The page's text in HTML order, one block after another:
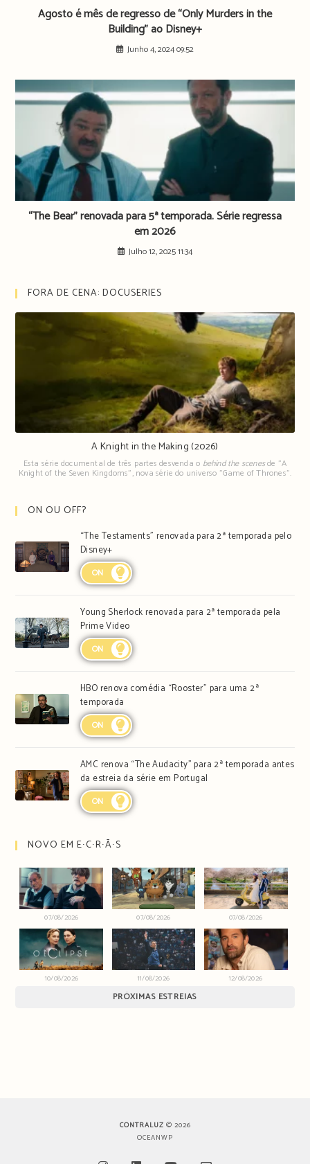
Agosto é mês de regresso de “Only Murders in the
Building” ao Disney+
Junho 4, 2024 09:52
“The Bear” renovada para 5ª temporada. Série regressa
em 2026
Julho 12, 2025 11:34
FORA DE CENA: DOCUSERIES
A Knight in the Making (2026)
Esta série documental de três partes desvenda o behind the scenesde "A
Knight of the Seven Kingdoms", nova série do universo "Game of Thrones".
ON OU OFF?
“The Testaments” renovada para 2ª temporada pelo
Disney+
ON
Young Sherlock renovada para 2ª temporada pela
Prime Video
ON
HBO renova comédia “Rooster” para uma 2ª
temporada
ON
AMC renova “The Audacity” para 2ª temporada antes
da estreia da série em Portugal
ON
NOVO EM E∙C∙R∙Ã∙S
07/08/2026 07/08/2026 07/08/2026
10/08/2026 11/08/2026 12/08/2026
PRÓXIMAS ESTREIAS
CONTRALUZ © 2026
OCEANWP